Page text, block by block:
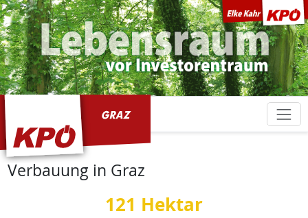
Verbauung in Graz
121 Hektar